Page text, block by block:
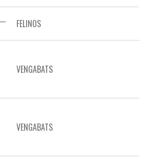
FELINOS
VENGABATS
VENGABATS